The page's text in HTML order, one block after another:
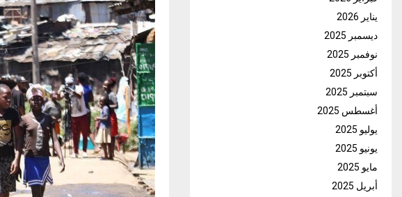
يناير 2026
ديسمبر 2025
نوفمبر 2025
أكتوبر 2025
سبتمبر 2025
أغسطس 2025
يوليو 2025
يونيو 2025
مايو 2025
أبريل 2025